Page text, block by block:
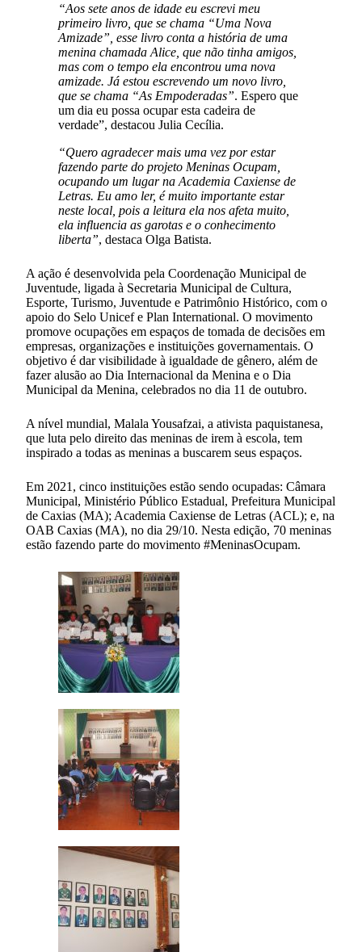
“Aos sete anos de idade eu escrevi meu
primeiro livro, que se chama “Uma Nova
Amizade”, esse livro conta a história de uma
menina chamada Alice, que não tinha amigos,
mas com o tempo ela encontrou uma nova
amizade. Já estou escrevendo um novo livro,
que se chama “As Empoderadas”. Espero que
um dia eu possa ocupar esta cadeira de
verdade”, destacou Julia Cecília.
“Quero agradecer mais uma vez por estar
fazendo parte do projeto Meninas Ocupam,
ocupando um lugar na Academia Caxiense de
Letras. Eu amo ler, é muito importante estar
neste local, pois a leitura ela nos afeta muito,
ela influencia as garotas e o conhecimento
liberta”, destaca Olga Batista.
A ação é desenvolvida pela Coordenação Municipal de
Juventude, ligada à Secretaria Municipal de Cultura,
Esporte, Turismo, Juventude e Patrimônio Histórico, com o
apoio do Selo Unicef e Plan International. O movimento
promove ocupações em espaços de tomada de decisões em
empresas, organizações e instituições governamentais. O
objetivo é dar visibilidade à igualdade de gênero, além de
fazer alusão ao Dia Internacional da Menina e o Dia
Municipal da Menina, celebrados no dia 11 de outubro.
A nível mundial, Malala Yousafzai, a ativista paquistanesa,
que luta pelo direito das meninas de irem à escola, tem
inspirado a todas as meninas a buscarem seus espaços.
Em 2021, cinco instituições estão sendo ocupadas: Câmara
Municipal, Ministério Público Estadual, Prefeitura Municipal
de Caxias (MA); Academia Caxiense de Letras (ACL); e, na
OAB Caxias (MA), no dia 29/10. Nesta edição, 70 meninas
estão fazendo parte do movimento #MeninasOcupam.